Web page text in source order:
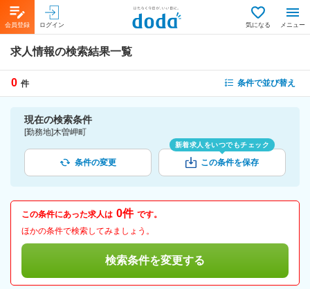
会員登録 ログイン 気になる メニュー
求人情報の検索結果一覧
0 件 条件で並び替え
現在の検索条件
[勤務地]木曽岬町
条件の変更
新着求人をいつでもチェック
この条件を保存
この条件にあった求人は 0件 です。
ほかの条件で検索してみましょう。
検索条件を変更する